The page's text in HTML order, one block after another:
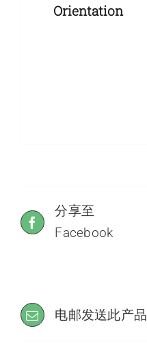
Orientation
分享至
Facebook
电邮发送此产品